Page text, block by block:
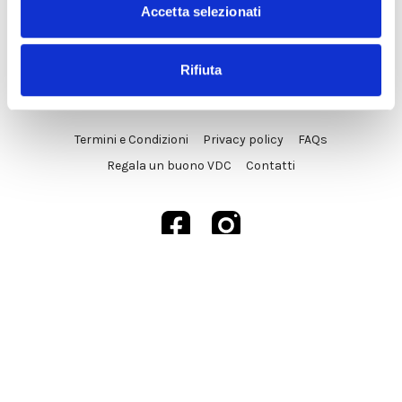
Accetta selezionati
Rifiuta
Termini e Condizioni Privacy policy
FAQs
Regala un buono VDC
Contatti